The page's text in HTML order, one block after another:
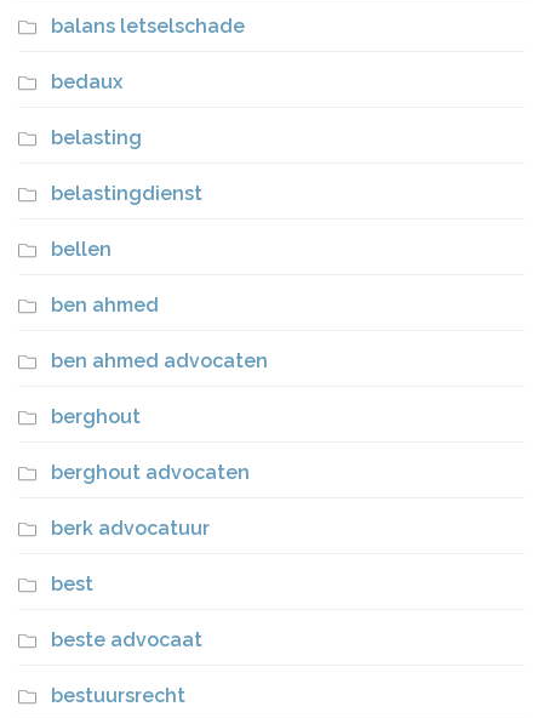
balans letselschade
bedaux
belasting
belastingdienst
bellen
ben ahmed
ben ahmed advocaten
berghout
berghout advocaten
berk advocatuur
best
beste advocaat
bestuursrecht